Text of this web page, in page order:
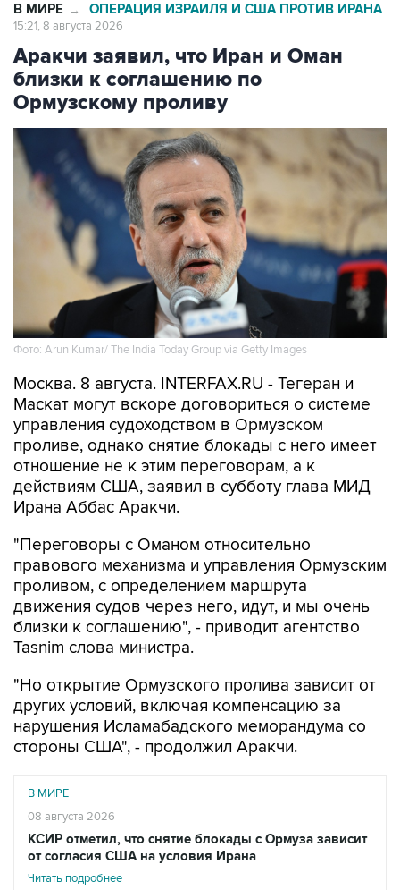
В МИРЕ → ОПЕРАЦИЯ ИЗРАИЛЯ И США ПРОТИВ ИРАНА
15:21, 8 августа 2026
Аракчи заявил, что Иран и Оман
близки к соглашению по
Ормузскому проливу
Фото: Arun Kumar/ The India Today Group via Getty Images
Москва. 8 августа. INTERFAX.RU - Тегеран и
Маскат могут вскоре договориться о системе
управления судоходством в Ормузском
проливе, однако снятие блокады с него имеет
отношение не к этим переговорам, а к
действиям США, заявил в субботу глава МИД
Ирана Аббас Аракчи.
"Переговоры с Оманом относительно
правового механизма и управления Ормузским
проливом, с определением маршрута
движения судов через него, идут, и мы очень
близки к соглашению", - приводит агентство
Tasnim слова министра.
"Но открытие Ормузского пролива зависит от
других условий, включая компенсацию за
нарушения Исламабадского меморандума со
стороны США", - продолжил Аракчи.
В МИРЕ
08 августа 2026
КСИР отметил, что снятие блокады с Ормуза зависит
от согласия США на условия Ирана
Читать подробнее